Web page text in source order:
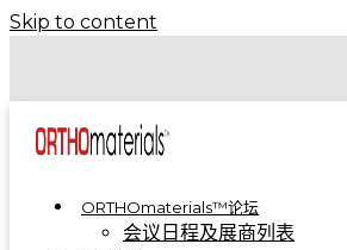
Skip to content
ORTHOmaterials™论坛
会议日程及展商列表